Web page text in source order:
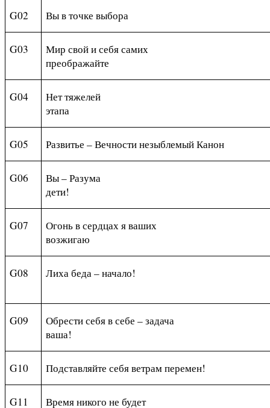
G02 Вы в точке выбора
G03
Мир свой и себя самих
преображайте
G04
Нет тяжелей
этапа
G05 Развитье – Вечности незыблемый Канон
G06
Вы – Разума
дети!
G07
Огонь в сердцах я ваших
возжигаю
G08 Лиха беда – начало!
G09
Обрести себя в себе – задача
ваша!
G10 Подставляйте себя ветрам перемен!
G11
Время никого не будет